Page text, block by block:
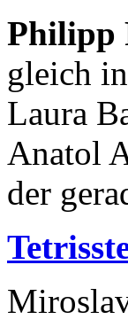
Philipp
gleich
Laura
Anatol
der